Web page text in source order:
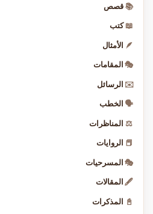
📚 قصص
📖 كتب
🪶 الأمثال
🎭 المقامات
✉️ الرسائل
🗣️ الخطب
⚖️ المناظرات
📕 الروايات
🎭 المسرحيات
🖋️ المقالات
📓 المذكرات